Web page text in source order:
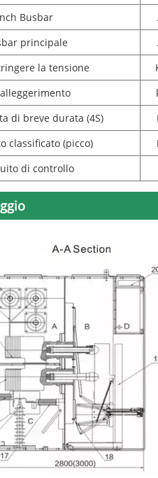
Busbar
principale
la tensione
di breve durata (4S)
classificato (picco)
di controllo